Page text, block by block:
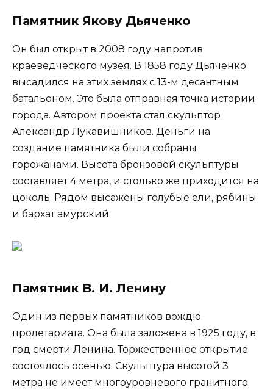
Памятник Якову Дьяченко
Он был открыт в 2008 году напротив
краеведческого музея. В 1858 году Дьяченко
высадился на этих землях с 13-м десантным
батальоном. Это была отправная точка истории
города. Автором проекта стал скульптор
Александр Лукавишников. Деньги на
создание памятника были собраны
горожанами. Высота бронзовой скульптуры
составляет 4 метра, и столько же приходится на
цоколь. Рядом высажены голубые ели, рябины
и бархат амурский.
Памятник В. И. Ленину
Один из первых памятников вождю
пролетариата. Она была заложена в 1925 году, в
год смерти Ленина. Торжественное открытие
состоялось осенью. Скульптура высотой 3
метра не имеет многоуровневого гранитного